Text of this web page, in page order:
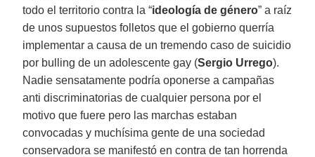
todo el territorio contra la “ideología de género” a raíz
de unos supuestos folletos que el gobierno querría
implementar a causa de un tremendo caso de suicidio
por bulling de un adolescente gay (Sergio Urrego).
Nadie sensatamente podría oponerse a campañas
anti discriminatorias de cualquier persona por el
motivo que fuere pero las marchas estaban
convocadas y muchísima gente de una sociedad
conservadora se manifestó en contra de tan horrenda